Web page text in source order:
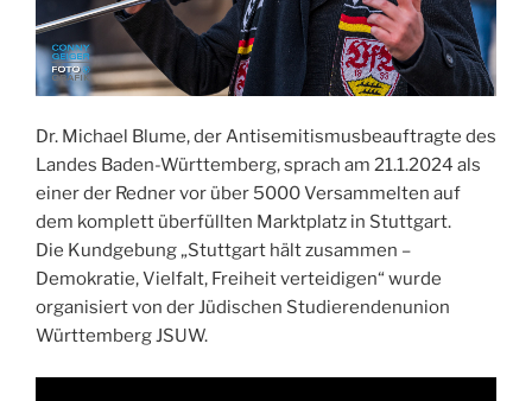
Dr. Michael Blume, der Antisemitismusbeauftragte des
Landes Baden-Württemberg, sprach am 21.1.2024 als
einer der Redner vor über 5000 Versammelten auf
dem komplett überfüllten Marktplatz in Stuttgart.
Die Kundgebung „Stuttgart hält zusammen –
Demokratie, Vielfalt, Freiheit verteidigen“ wurde
organisiert von der Jüdischen Studierendenunion
Württemberg JSUW.